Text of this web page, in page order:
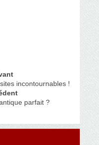
incontournables !
parfait ?